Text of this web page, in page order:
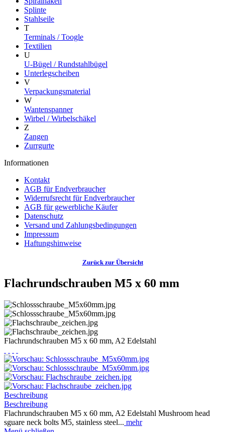
Splinte
Stahlseile
T
Terminals / Toogle
Textilien
U
U-Bügel / Rundstahlbügel
Unterlegscheiben
V
Verpackungsmaterial
W
Wantenspanner
Wirbel / Wirbelschäkel
Z
Zangen
Zurrgurte
Informationen
Kontakt
AGB für Endverbraucher
Widerrufsrecht für Endverbraucher
AGB für gewerbliche Käufer
Datenschutz
Versand und Zahlungsbedingungen
Impressum
Haftungshinweise
Zurück zur Übersicht
Flachrundschrauben M5 x 60 mm
Flachrundschrauben M5 x 60 mm, A2 Edelstahl
Beschreibung
Beschreibung
Flachrundschrauben M5 x 60 mm, A2 Edelstahl Mushroom head
sguare neck bolts M5, stainless steel... mehr